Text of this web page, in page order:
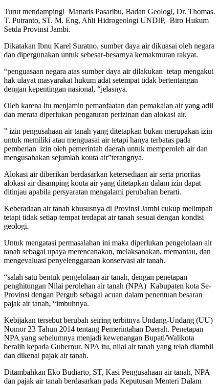
Turut mendampingi Manaris Pasaribu, Badan Geologi, Dr. Thomas.
T. Putranto, ST. M. Eng, Ahli Hidrogeologi UNDIP, Biro Hukum
Setda Provinsi Jambi.
Dikatakan Ibnu Karel Suratno, sumber daya air dikuasai oleh negara
dan dipergunakan untuk sebesar-besarnya kemakmuran rakyat.
“penguasaan negara atas sumber daya air dilakukan tetap mengakui
hak ulayat masyarakat hukum adat setempat tidak bertentangan
dengan kepentingan nasional, “jelasnya.
Oleh karena itu menjamin pemanfaatan dan pemakaian air yang adil
dan merata diperlukan pengaturan perizinan dan alokasi air.
” izin pengusahaan air tanah yang ditetapkan bukan merupakan izin
untuk memiliki atau menguasai air tetapi hanya terbatas pada
pemberian izin oleh pemerintah daerah untuk memperoleh air dan
mengusahakan sejumlah kouta air”terangnya.
Alokasi air diberikan berdasarkan ketersediaan air serta prioritas
alokasi air disamping kouta air yang ditetapkan dalam izin dapat
ditinjau apabila persyaratan mengalami perubahan berarti.
Keberadaan air tanah khususnya di Provinsi Jambi cukup melimpah
tetapi tidak setiap tempat terdapat air tanah sesuai dengan kondisi
geologi.
Untuk mengatasi permasalahan ini maka diperlukan pengelolaan air
tanah sebagai upaya merencanakan, melaksanakan, memantau, dan
mengevaluasi penyelenggaraan konservasi air tanah.
“salah satu bentuk pengelolaan air tanah, dengan penetapan
penghitungan Nilai perolehan air tanah (NPA) Kabupaten kota Se-
Provinsi dengan Pergub sebagai acuan dalam penentuan besaran
pajak air tanah, “imbuhnya.
Kebijakan tersebut berubah seiring terbitnya Undang-Undang (UU)
Nomor 23 Tahun 2014 tentang Pemerintahan Daerah. Penetapan
NPA yang sebelumnya menjadi kewenangan Bupati/Walikota
beralih kepada Gubernur. NPA itu, nilai air tanah yang telah diambil
dan dikenai pajak air tanah.
Ditambahkan Eko Budiarto, ST, Kasi Pengusahaan air tanah, NPA
dan pajak air tanah berdasarkan pada Keputusan Menteri Dalam